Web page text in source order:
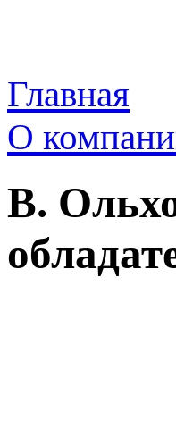
Главная
О
В.